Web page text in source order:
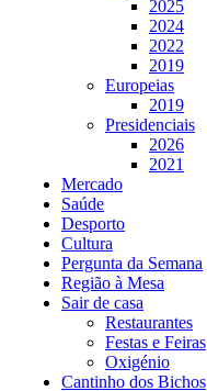
2025
2024
2022
2019
Europeias
2019
Presidenciais
2026
2021
Mercado
Saúde
Desporto
Cultura
Pergunta da Semana
Região à Mesa
Sair de casa
Restaurantes
Festas e Feiras
Oxigénio
Cantinho dos Bichos